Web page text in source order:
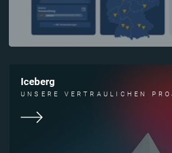
Iceberg
UNSERE VERTRAULICHEN